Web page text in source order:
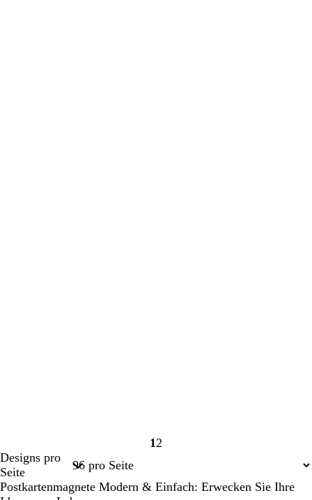
Seite
1 Seite
2
Designs pro
Seite
Postkartenmagnete Modern & Einfach: Erwecken Sie Ihre